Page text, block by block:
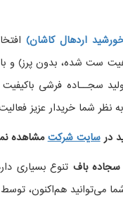
اردهال کاشان)
ست شده، بدون پرز) و با
سجــاده فرشی باکیفیت
نظر شما خریدار عزیز
درسایت شرکتمشاهده
باف تنوع بسیاری
می‌توانید هم‌اکنون،